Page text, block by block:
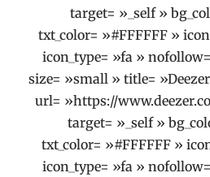
target= »_self »
txt_color= »#FFFFFF »
icon_type= »fa »
size= »small » title=
url= »https://
target= »_self »
txt_color= »#FFFFFF »
icon_type= »fa »